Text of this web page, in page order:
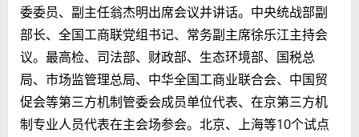
委委员、副主任翁杰明出席会议并讲话。中央统战部副
部长、全国工商联党组书记、常务副主席徐乐江主持会
议。最高检、司法部、财政部、生态环境部、国税总
局、市场监管理总局、中华全国工商业联合会、中国贸
促会等第三方机制管委会成员单位代表、在京第三方机
制专业人员代表在主会场参会。北京、上海等10个试点